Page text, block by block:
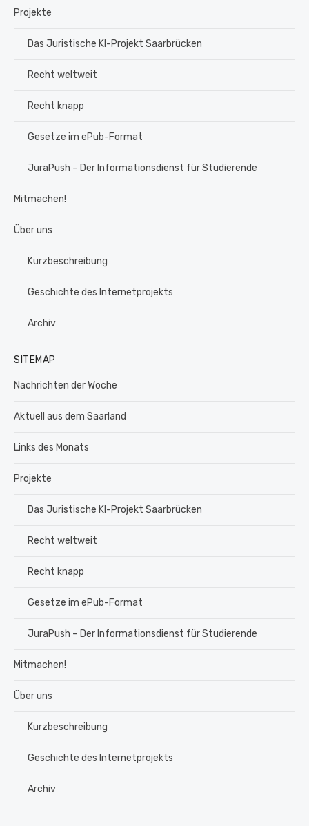
Projekte
Das Juristische KI-Projekt Saarbrücken
Recht weltweit
Recht knapp
Gesetze im ePub-Format
JuraPush – Der Informationsdienst für Studierende
Mitmachen!
Über uns
Kurzbeschreibung
Geschichte des Internetprojekts
Archiv
SITEMAP
Nachrichten der Woche
Aktuell aus dem Saarland
Links des Monats
Projekte
Das Juristische KI-Projekt Saarbrücken
Recht weltweit
Recht knapp
Gesetze im ePub-Format
JuraPush – Der Informationsdienst für Studierende
Mitmachen!
Über uns
Kurzbeschreibung
Geschichte des Internetprojekts
Archiv